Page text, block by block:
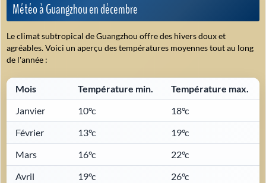
Météo à Guangzhou en décembre
Le climat subtropical de Guangzhou offre des hivers doux et
agréables. Voici un aperçu des températures moyennes tout au long
de l'année :
Mois Température min.
Température max.
Janvier
10°c
18°c
Février
13°c
19°c
Mars
16°c
22°c
Avril
19°c
26°c